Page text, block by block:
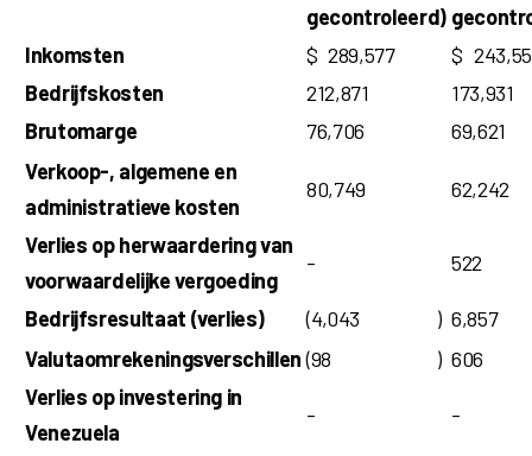
gecontroleerd)
Inkomsten
$ 289,577 $
Bedrijfskosten
212,871
173,931
Brutomarge
76,706
69,621
Verkoop-, algemene en
administratieve kosten
80,749 62,242
Verlies op herwaardering van
voorwaardelijke vergoeding
- 522
Bedrijfsresultaat (verlies) (4,043 ) 6,857
Valutaomrekeningsverschillen (98 ) 606
Verlies op investering in
Venezuela
- -